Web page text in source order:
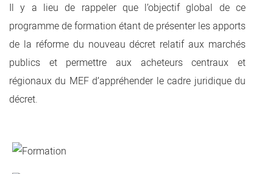
Il y a lieu de rappeler que l’objectif global de ce
programme de formation étant de présenter les apports
de la réforme du nouveau décret relatif aux marchés
publics et permettre aux acheteurs centraux et
régionaux du MEF d’appréhender le cadre juridique du
décret.